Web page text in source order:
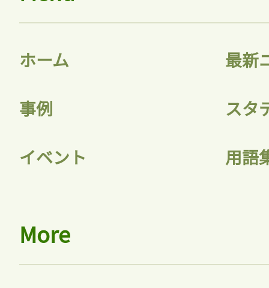
ログインが必
ホーム 最新
事例 スタ
イベント 用語
More